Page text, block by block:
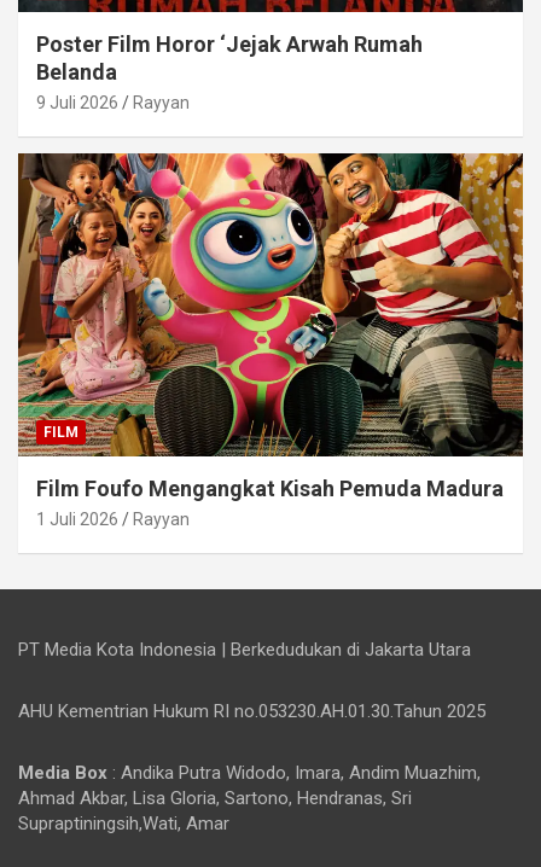
Poster Film Horor ‘Jejak Arwah Rumah
Belanda
9 Juli 2026 Rayyan
FILM
Film Foufo Mengangkat Kisah Pemuda Madura
1 Juli 2026 Rayyan
PT Media Kota Indonesia | Berkedudukan di Jakarta Utara
AHU Kementrian Hukum RI no.053230.AH.01.30.Tahun 2025
Media Box : Andika Putra Widodo, Imara, Andim Muazhim,
Ahmad Akbar, Lisa Gloria, Sartono, Hendranas, Sri
Supraptiningsih,Wati, Amar